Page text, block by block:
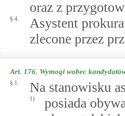
oraz z
§ 4.
Asystent
zlecone przez
Art. 176. Wymogi wobec
§ 1. Na stanowisku
1)
posiada